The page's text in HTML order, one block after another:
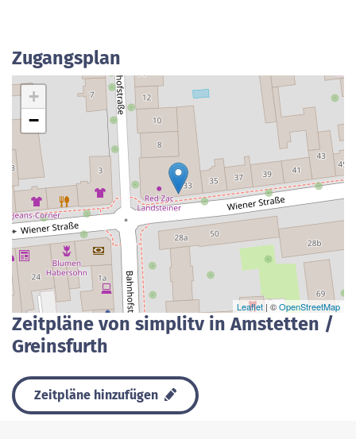
Zugangsplan
+
−
Leaflet | ©OpenStreetMap
Zeitpläne von simplitv in Amstetten /
Greinsfurth
Zeitpläne hinzufügen